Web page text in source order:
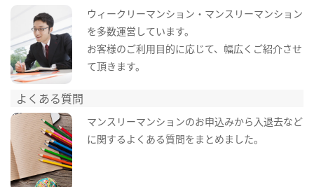
ウィークリーマンション・マンスリーマンション
を多数運営しています。
お客様のご利用目的に応じて、幅広くご紹介させ
て頂きます。
よくある質問
マンスリーマンションのお申込みから入退去など
に関するよくある質問をまとめました。